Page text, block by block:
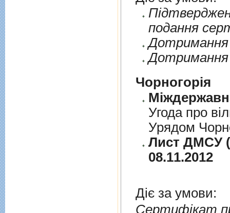
подання
Дотримання
Дотримання
Чорногорія
Угода про
Урядом
Лист ДМСУ
08.11.2012
Діє за умови:
Сертифікат